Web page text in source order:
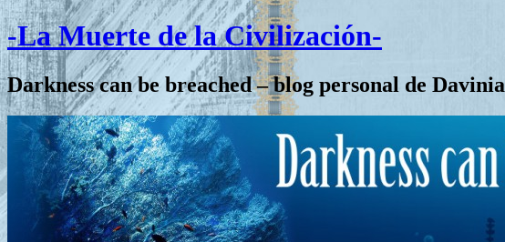
-La Muerte de la Civilización-
Darkness can be breached – blog personal de Davinia